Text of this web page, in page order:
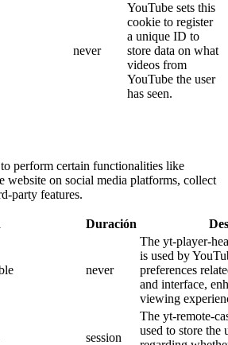
never
YouTube sets this
cookie to register
a unique ID to
store data on what
videos from
YouTube the user
has seen.
perform certain functionalities like
website on social media platforms, collect
party features.
Duración
never
The yt-player-
is used by
preferences
and interface,
viewing
session
The yt-remote-
used to store the